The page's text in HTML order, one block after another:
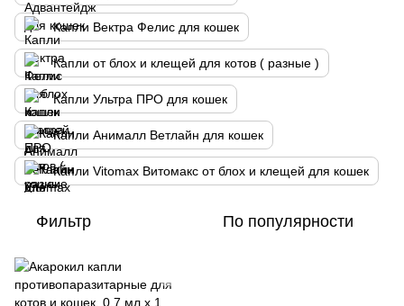
Капли Вектра Фелис для кошек
Капли от блох и клещей для котов ( разные )
Капли Ультра ПРО для кошек
Капли Анималл Ветлайн для кошек
Капли Vitomax Витомакс от блох и клещей для кошек
Фильтр По популярности